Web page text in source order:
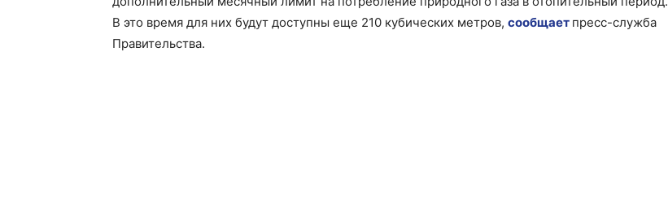
В это время для них будут доступны еще 210 кубических метров, сообщает пресс-служба
Правительства.